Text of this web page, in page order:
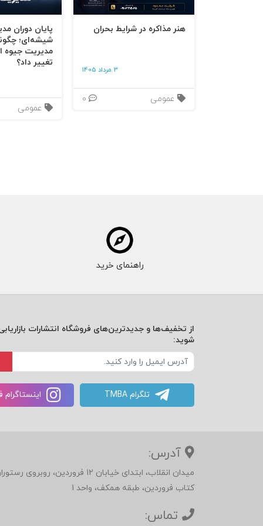
هنر مذاکره در شرایط بحران
3 مرداد 1405
عمومی
پایان دوران
شیشه‌ای؛
مدیریت جیوه‌
تغییر داد؟
عمومی
راهنمای خرید
از تخفیف‌ها و جدیدترین‌های فروشگاه انتشارات
شوید:
تلگرام TMBA
آدرس:
میدان انقلاب، ابتدای خیابان 12
کتاب فروردین، طبقه همکف، واحد 1
تماس: